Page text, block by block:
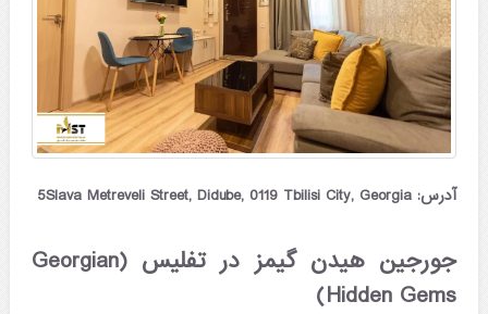
آدرس: 5Slava Metreveli Street, Didube, 0119 Tbilisi City, Georgia
جورجین هیدن گیمز در تفلیس (Georgian
Hidden Gems)